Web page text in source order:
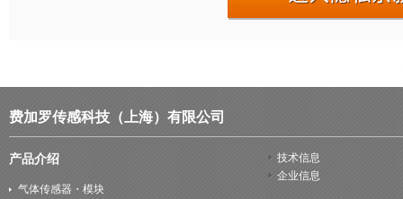
针处理个人信息。
1. 制定、实施并持续改
度
本公司制定了个人信息保护
费加罗传感科技（上海）有限公司
产品介绍
气体传感器・模块
技术信息
企业信息